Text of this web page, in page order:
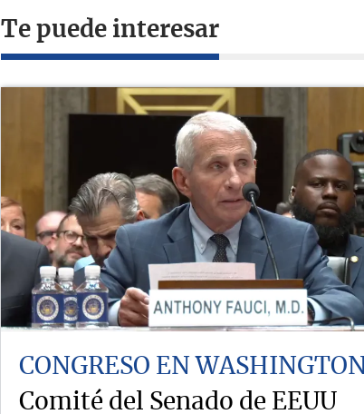
Te puede interesar
CONGRESO EN WASHINGTON
Comité del Senado de EEUU